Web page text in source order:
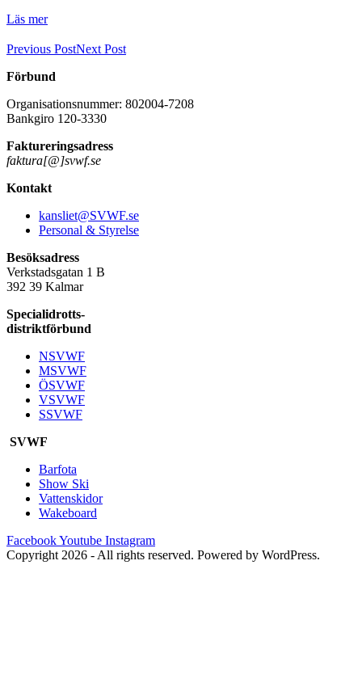
Läs mer
Previous PostNext Post
Förbund
Organisationsnummer: 802004-7208
Bankgiro 120-3330
Faktureringsadress
faktura[@]svwf.se
Kontakt
kansliet@SVWF.se
Personal & Styrelse
Besöksadress
Verkstadsgatan 1 B
392 39 Kalmar
Specialidrotts-
distriktförbund
NSVWF
MSVWF
ÖSVWF
VSVWF
SSVWF
SVWF
Barfota
Show Ski
Vattenskidor
Wakeboard
FacebookYoutube Instagram
Copyright 2026 - All rights reserved. Powered by WordPress.